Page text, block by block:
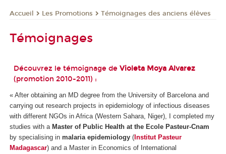
Accueil Les Promotions Témoignages des anciens élèves
Témoignages
Découvrez le témoignage de Violeta Moya Alvarez
(promotion 2010-2011) :
« After obtaining an MD degree from the University of Barcelona and
carrying out research projects in epidemiology of infectious diseases
with different NGOs in Africa (Western Sahara, Niger), I completed my
studies with a Master of Public Health at the Ecole Pasteur-Cnam
by specialising in malaria epidemiology ( Institut Pasteur
Madagascar) and a Master in Economics of International